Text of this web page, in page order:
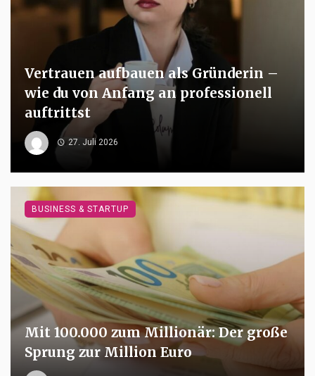
Vertrauen aufbauen als Gründerin –
wie du von Anfang an professionell
auftrittst
27. Juli 2026
Mit 100.000 zum Millionär: Der große
Sprung zur Million Euro
BUSINESS & STARTUP